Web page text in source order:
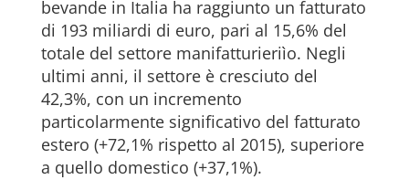
bevande in Italia ha raggiunto un fatturato
di 193 miliardi di euro, pari al 15,6% del
totale del settore manifatturieriìo. Negli
ultimi anni, il settore è cresciuto del
42,3%, con un incremento
particolarmente significativo del fatturato
estero (+72,1% rispetto al 2015), superiore
a quello domestico (+37,1%).